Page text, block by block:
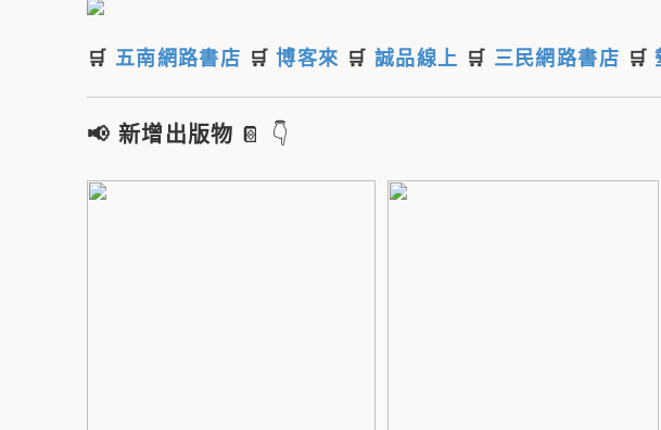
🛒 五南網路書店 🛒博客來 🛒 誠品線上 🛒 三民網路書店 🛒
📢 新增出版物 📔 👇